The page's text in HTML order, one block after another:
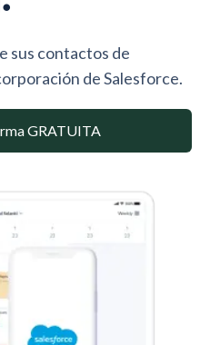
sus contactos de
de Salesforce.
GRATUITA